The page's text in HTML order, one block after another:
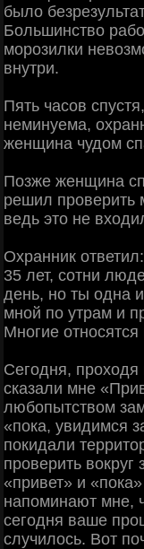
было
Большинство
морозилки
внутри.
Пять часов
неминуема,
женщина чудом
Позже женщина
решил проверить
ведь это не
Охранник
35 лет, сотни
день, но ты одна
мной по утрам и
Многие
Сегодня,
сказали мне
любопытством
«пока, увидимся
покидали
проверить
«привет» и
напоминают мне,
сегодня ваше
случилось. Вот